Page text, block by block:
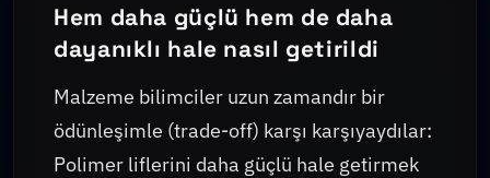
Hem daha güçlü hem de daha
dayanıklı hale nasıl getirildi
Malzeme bilimciler uzun zamandır bir
ödünleşimle (trade-off) karşı karşıyaydılar:
Polimer liflerini daha güçlü hale getirmek